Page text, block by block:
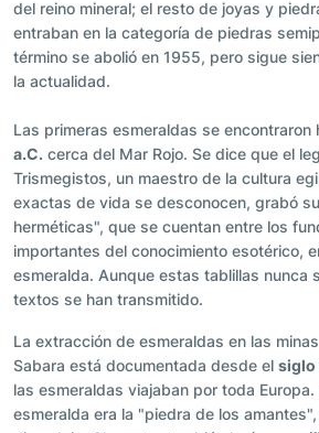
del reino mineral; el resto de joyas y
entraban en la categoría de piedras
término se abolió en 1955, pero sigue
la actualidad.
Las primeras esmeraldas se encontraron
a.C. cerca del Mar Rojo. Se dice que el
Trismegistos, un maestro de la cultura
exactas de vida se desconocen, grabó
herméticas", que se cuentan entre los
importantes del conocimiento esotérico,
esmeralda. Aunque estas tablillas nunca
textos se han transmitido.
La extracción de esmeraldas en las
Sabara está documentada desde el siglo
las esmeraldas viajaban por toda
esmeralda era la "piedra de los